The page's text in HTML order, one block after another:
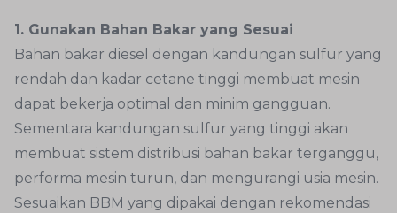
1. Gunakan Bahan Bakar yang Sesuai
Bahan bakar diesel dengan kandungan sulfur yang
rendah dan kadar cetane tinggi membuat mesin
dapat bekerja optimal dan minim gangguan.
Sementara kandungan sulfur yang tinggi akan
membuat sistem distribusi bahan bakar terganggu,
performa mesin turun, dan mengurangi usia mesin.
Sesuaikan BBM yang dipakai dengan rekomendasi